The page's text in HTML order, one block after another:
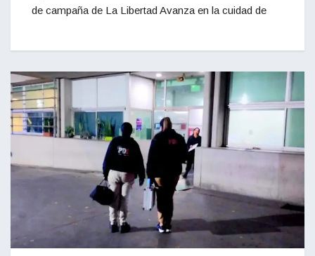
de campaña de La Libertad Avanza en la cuidad de